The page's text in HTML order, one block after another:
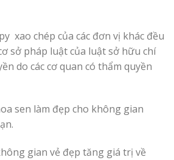
xao chép của các đơn vị khác đều
sở pháp luật của luật sở hữu chí
do các cơ quan có thẩm quyền
sen làm đẹp cho không gian
gian vẻ đẹp tăng giá trị về